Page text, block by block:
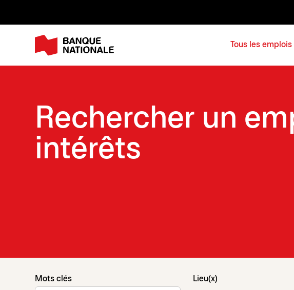
Tous les emplois
Rechercher un
intérêts
Mots clés Lieu(x)